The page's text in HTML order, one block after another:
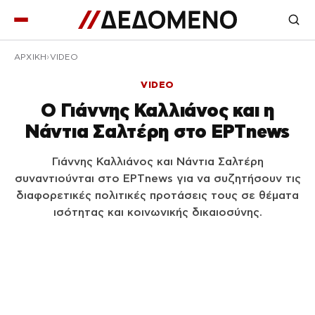
ΑΡΧΙΚΉ VIDEO
VIDEO
O Γιάννης Καλλιάνος και η
Νάντια Σαλτέρη στο ΕΡΤnews
Γιάννης Καλλιάνος και Νάντια Σαλτέρη
συναντιούνται στο ΕΡΤnews για να συζητήσουν τις
διαφορετικές πολιτικές προτάσεις τους σε θέματα
ισότητας και κοινωνικής δικαιοσύνης.